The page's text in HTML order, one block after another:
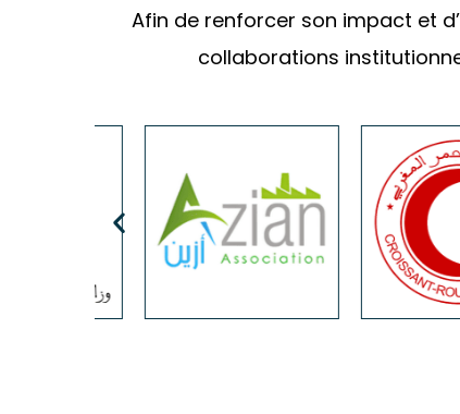
Afin de renforcer son impact et
collaborations